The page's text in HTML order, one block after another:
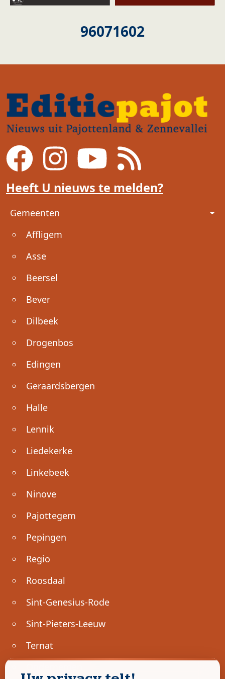
96071602
Heeft U nieuws te melden?
Voet
Gemeenten
Affligem
Asse
Beersel
Bever
Dilbeek
Drogenbos
Edingen
Geraardsbergen
Halle
Lennik
Liedekerke
Linkebeek
Ninove
Pajottegem
Pepingen
Regio
Roosdaal
Sint-Genesius-Rode
Sint-Pieters-Leeuw
Ternat